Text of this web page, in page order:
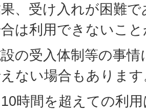
、受け入れが困難
は利用できないこ
の受入体制等の事
ない場合もありま
10時間を超えての利